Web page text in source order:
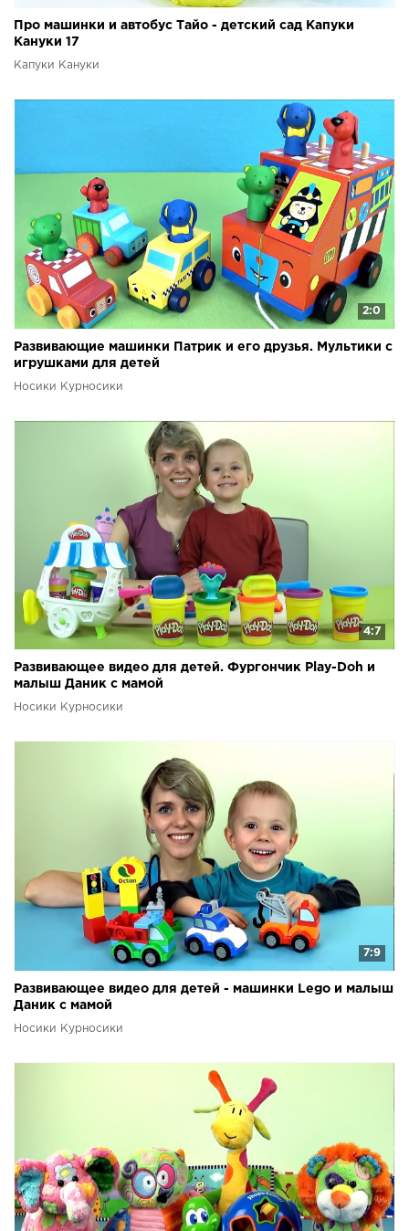
Про машинки и автобус Тайо - детский сад Капуки
Кануки 17
Капуки Кануки
2:0
Развивающие машинки Патрик и его друзья. Мультики с
игрушками для детей
Носики Курносики
4:7
Развивающее видео для детей. Фургончик Play-Doh и
малыш Даник с мамой
Носики Курносики
7:9
Развивающее видео для детей - машинки Lego и малыш
Даник с мамой
Носики Курносики